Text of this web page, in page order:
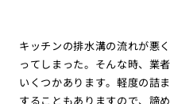
キッチンの排水溝の流れが悪
ってしまった。そんな時、業
いくつかあります。軽度の詰
することもありますので、諦